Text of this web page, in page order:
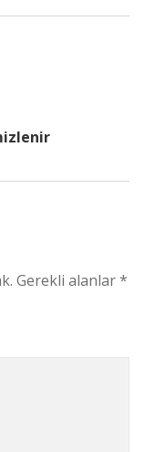
Gerekli alanlar*